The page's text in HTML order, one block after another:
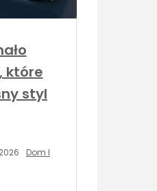
które
styl
Dom I